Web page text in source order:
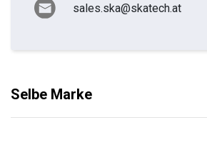
sales.ska@skatech.at
Selbe Marke